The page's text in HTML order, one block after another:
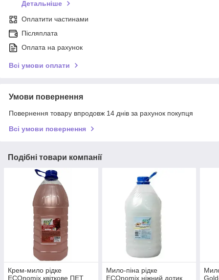
Детальніше
Оплатити частинами
Післяплата
Оплата на рахунок
Всі умови оплати
Умови повернення
Повернення товару впродовж 14 днів за рахунок покупця
Всі умови повернення
Подібні товари компанії
Крем-мило рідке
ECOnomix квіткове ПЕТ
Мило-піна рідке
ECOnomix ніжний дотик